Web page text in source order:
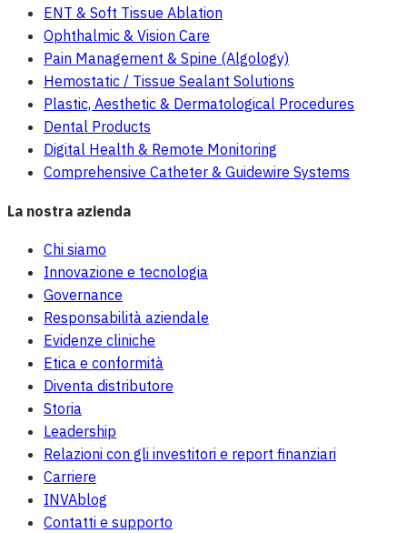
ENT & Soft Tissue Ablation
Ophthalmic & Vision Care
Pain Management & Spine (Algology)
Hemostatic / Tissue Sealant Solutions
Plastic, Aesthetic & Dermatological Procedures
Dental Products
Digital Health & Remote Monitoring
Comprehensive Catheter & Guidewire Systems
La nostra azienda
Chi siamo
Innovazione e tecnologia
Governance
Responsabilità aziendale
Evidenze cliniche
Etica e conformità
Diventa distributore
Storia
Leadership
Relazioni con gli investitori e report finanziari
Carriere
INVAblog
Contatti e supporto